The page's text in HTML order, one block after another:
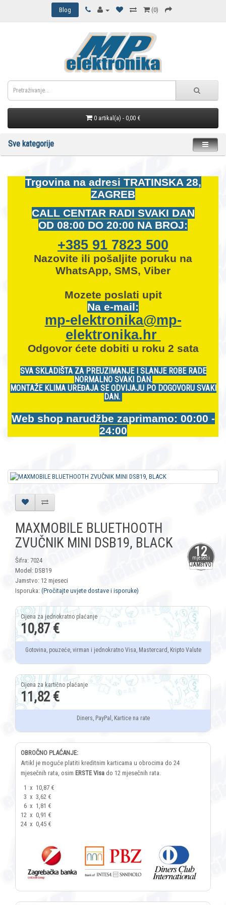
Blog (0)
0 artikal(a) - 0,00 €
Sve kategorije
Trgovina na adresi TRATINSKA 28,
ZAGREB
CALL CENTAR RADI SVAKI DAN
OD 08:00 DO 20:00 NA BROJ:
+385 91 7823 500
Nazovite ili pošaljite poruku na
WhatsApp, SMS, Viber
Mozete poslati upit
Na e-mail:
mp-elektronika@mp-
elektronika.hr
Odgovor ćete dobiti u roku 2 sata
SVA SKLADIŠTA ZA PREUZIMANJE I SLANJE ROBE RADE
NORMALNO SVAKI DAN.
MONTAŽE KLIMA UREĐAJA SE ODVIJAJU PO DOGOVORU SVAKI
DAN.
Web shop narudžbe zaprimamo: 00:00 -
24:00
12
mjeseci
JAMSTVO
MAXMOBILE BLUETHOOTH
ZVUČNIK MINI DSB19, BLACK
Šifra: 7024
Model: DSB19
Jamstvo: 12 mjeseci
Isporuka: (Pročitajte uvjete dostave i isporuke)
10,87 €
Gotovina, pouzeće, virman i jednokratno Visa, Mastercard, Kripto Valute
11,82 €
Diners, PayPal, Kartice na rate
OBROČNO PLAĆANJE:
Artikl je moguće platiti kreditnim karticama u obrocima do 24
mjesečnih rata, osim ERSTE Visa do 12 mjesečnih rata.
1 x 10,87 €
3 x 3,62 €
6 x 1,81 €
12 x 0,91 €
24 x 0,45 €